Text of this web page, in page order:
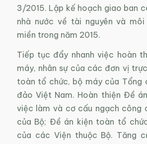
3/2015. Lập kế hoạch giao ban
nhà nước về tài nguyên và
miền trong năm 2015.
Tiếp tục đẩy nhanh việc hoàn
máy, nhân sự của các đơn vị
toàn tổ chức, bộ máy của Tổng
đảo Việt Nam. Hoàn thiện Đề
việc làm và cơ cấu ngạch công
của Bộ; Đề án kiện toàn tổ
của các Viện thuộc Bộ. Tăng